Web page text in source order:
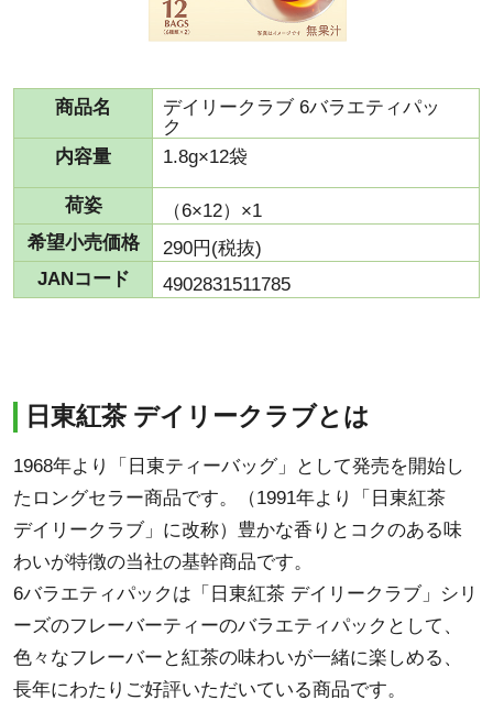
商品名
内容量
荷姿
希望小売価格
JANコード
デイリークラブ 6バラエティパッ
ク
1.8g×12袋
（6×12）×1
290円(税抜)
4902831511785
日東紅茶 デイリークラブとは
1968年より「日東ティーバッグ」として発売を開始し
たロングセラー商品です。（1991年より「日東紅茶
デイリークラブ」に改称）豊かな香りとコクのある味
わいが特徴の当社の基幹商品です。
6バラエティパックは「日東紅茶 デイリークラブ」シリ
ーズのフレーバーティーのバラエティパックとして、
色々なフレーバーと紅茶の味わいが一緒に楽しめる、
長年にわたりご好評いただいている商品です。